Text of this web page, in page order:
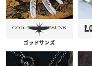
ゴッドサンズ